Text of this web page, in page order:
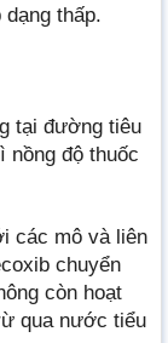
thấp.
tại đường tiêu
nồng độ thuốc
các mô và liên
chuyển
còn hoạt
qua nước tiểu